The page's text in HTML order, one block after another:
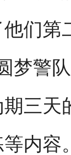
们第
梦警
三天
内容